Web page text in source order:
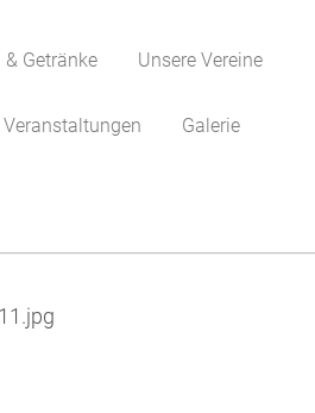
& Getränke Unsere Vereine
Veranstaltungen Galerie